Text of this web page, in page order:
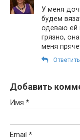
У меня
будем
одеваю ей
грязно,
меня
Ответить
Добавить
Имя *
Email *